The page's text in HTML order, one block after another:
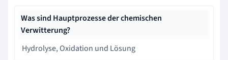
Was sind Hauptprozesse der chemischen
Verwitterung?
Hydrolyse, Oxidation und Lösung